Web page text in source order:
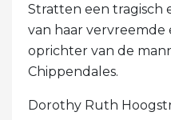
Stratten een tragisch
van haar vervreemde
oprichter van de
Chippendales.
Dorothy Ruth